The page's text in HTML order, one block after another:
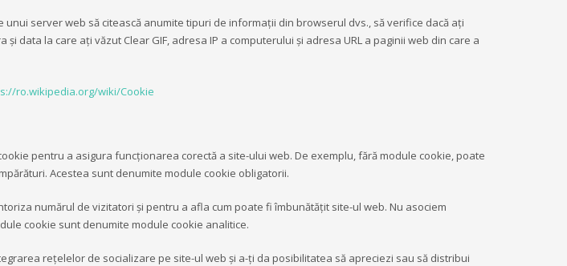
server web să citească anumite tipuri de informații din browserul dvs., să verifice dacă ați
data la care ați văzut Clear GIF, adresa IP a computerului și adresa URL a paginii web din care a
ro.wikipedia.org/wiki/Cookie
pentru a asigura funcţionarea corectă a site-ului web. De exemplu, fără module cookie, poate
Acestea sunt denumite module cookie obligatorii.
numărul de vizitatori şi pentru a afla cum poate fi îmbunătăţit site-ul web. Nu asociem
cookie sunt denumite module cookie analitice.
reţelelor de socializare pe site-ul web şi a-ţi da posibilitatea să apreciezi sau să distribui